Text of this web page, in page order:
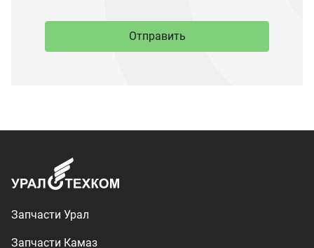
Запчасти Камаз
Спецпредложения
Доставка и оплата
utkm@mail.ru